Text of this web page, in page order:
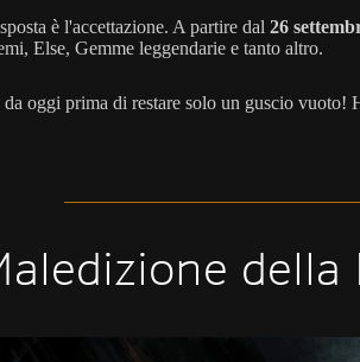
è l'accettazione. A partire dal 26
Else, Gemme leggendarie e tanto altro.
oggi prima di restare solo un guscio vuoto!